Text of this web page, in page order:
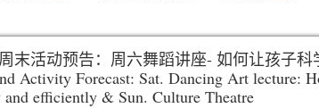
末活动预告：周六舞蹈讲座- 如何让孩子
Activity Forecast: Sat. Dancing Art lecture:
efficiently & Sun. Culture Theatre